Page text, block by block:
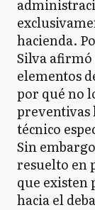
hacienda.
Silva afirmó
elementos
por qué no
preventivas
técnico
Sin
resuelto en
que existen
hacia el